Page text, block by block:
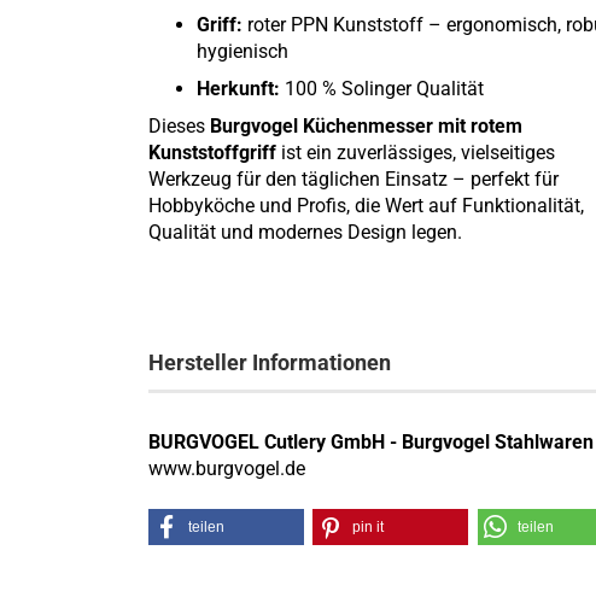
Griff: roter PPN Kunststoff – ergonomisch,
hygienisch
Herkunft: 100 % Solinger Qualität
Dieses Burgvogel Küchenmesser mit rotem
Kunststoffgriff ist ein zuverlässiges, vielseitiges
Werkzeug für den täglichen Einsatz – perfekt für
Hobbyköche und Profis, die Wert auf Funktionalität,
Qualität und modernes Design legen.
Hersteller Informationen
BURGVOGEL Cutlery GmbH - Burgvogel Stahlwaren
www.burgvogel.de
teilen pin it teilen